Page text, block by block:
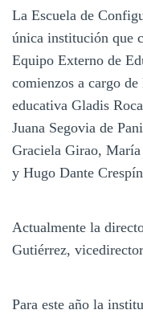
La Escuela de
única institución que
Equipo Externo de
comienzos a cargo
educativa Gladis
Juana Segovia de
Graciela Girao,
y Hugo Dante
Actualmente la
Gutiérrez,
Para este año la